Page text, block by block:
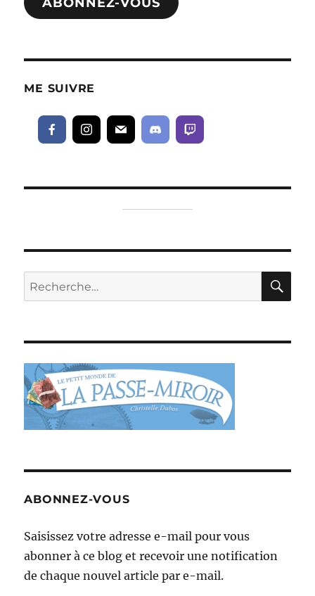
ABONNEZ-VOUS
ME SUIVRE
Recherche
pour :
ABONNEZ-VOUS
Saisissez votre adresse e-mail pour vous
abonner à ce blog et recevoir une notification
de chaque nouvel article par e-mail.